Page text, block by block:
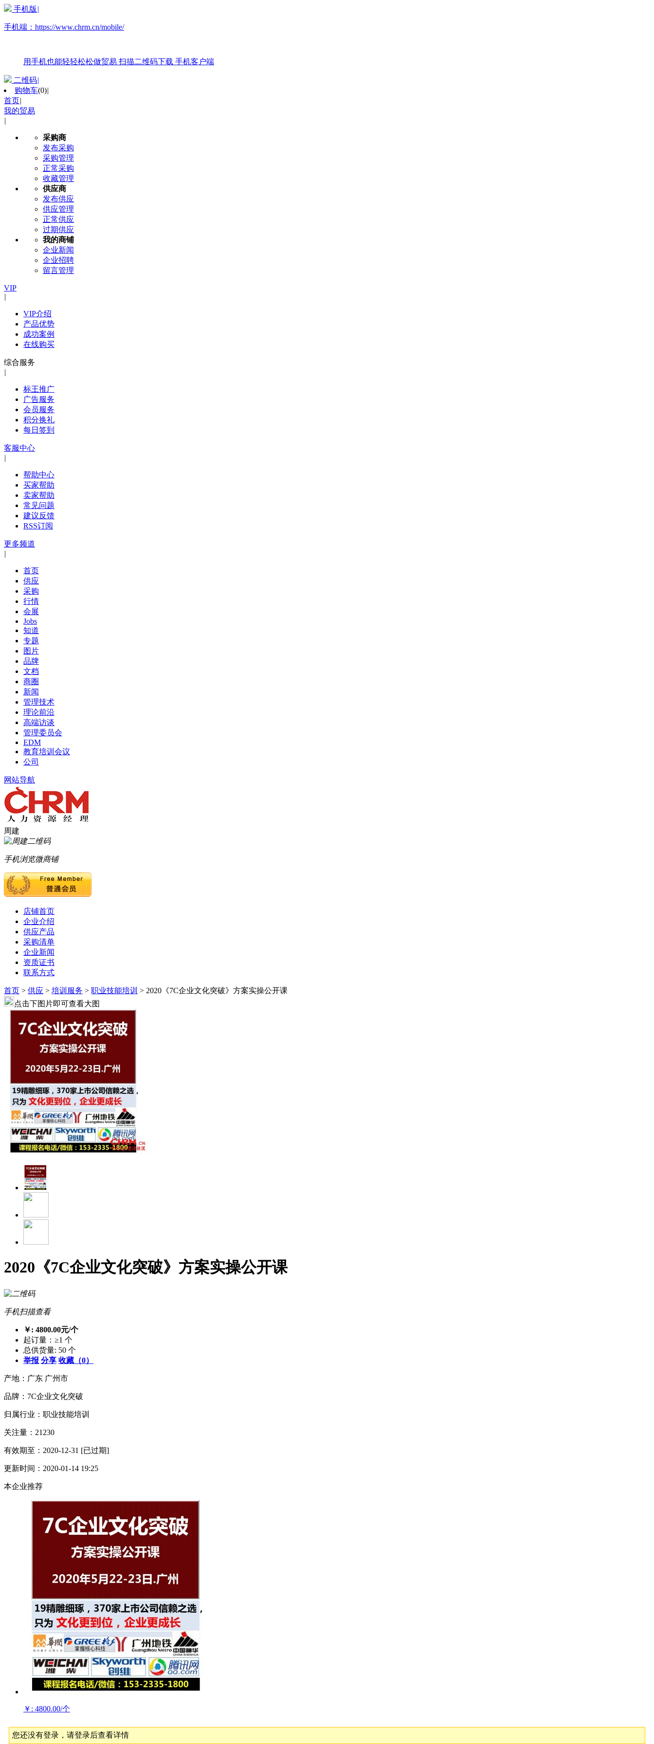
手机版 |
手机端： https://www.chrm.cn/mobile/
用手机也能轻轻松松做贸易 扫描二维码下载 手机客户端
二维码|
购物车(0)|
首页|
我的贸易
|
采购商
发布采购
采购管理
正常采购
收藏管理
供应商
发布供应
供应管理
正常供应
过期供应
我的商铺
企业新闻
企业招聘
留言管理
VIP
|
VIP介绍
产品优势
成功案例
在线购买
综合服务
|
标王推广
广告服务
会员服务
积分换礼
每日签到
客服中心
|
帮助中心
买家帮助
卖家帮助
常见问题
建议反馈
RSS订阅
更多频道
|
首页
供应
采购
行情
会展
Jobs
知道
专题
图片
品牌
文档
商圈
新闻
管理技术
理论前沿
高端访谈
管理委员会
EDM
教育培训会议
公司
网站导航
周建
手机浏览微商铺
店铺首页
企业介绍
供应产品
采购清单
企业新闻
资质证书
联系方式
首页 > 供应 > 培训服务 > 职业技能培训 > 2020《7C企业文化突破》方案实操公开课
点击下图片即可查看大图
2020《7C企业文化突破》方案实操公开课
手机扫描查看
￥: 4800.00元/个
起订量：≥1 个
总供货量: 50 个
举报 分享 收藏（0）
产地：广东 广州市
品牌：7C企业文化突破
归属行业：职业技能培训
关注量：21230
有效期至：2020-12-31 [已过期]
更新时间：2020-01-14 19:25
本企业推荐
￥: 4800.00/个
您还没有登录，请登录后查看详情